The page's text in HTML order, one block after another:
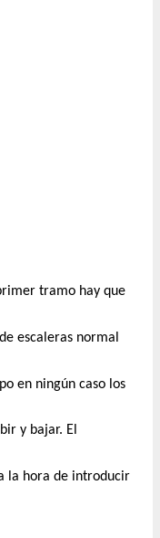
tramo hay que
escaleras normal
en ningún caso los
y bajar. El
la hora de introducir